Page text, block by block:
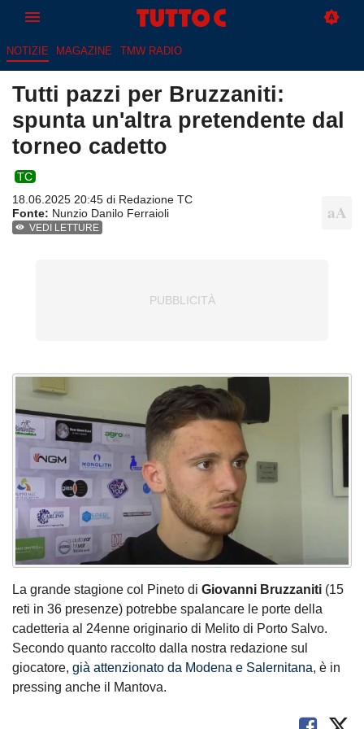
NOTIZIE MAGAZINE TMW RADIO
Tutti pazzi per Bruzzaniti:
spunta un'altra pretendente dal
torneo cadetto
TC
18.06.2025 20:45 di Redazione TC
Fonte: Nunzio Danilo Ferraioli
VEDI LETTURE
La grande stagione col Pineto di Giovanni Bruzzaniti (15
reti in 36 presenze) potrebbe spalancare le porte della
cadetteria al 24enne originario di Melito di Porto Salvo.
Secondo quanto raccolto dalla nostra redazione sul
giocatore, già attenzionato da Modena e Salernitana, è in
pressing anche il Mantova.